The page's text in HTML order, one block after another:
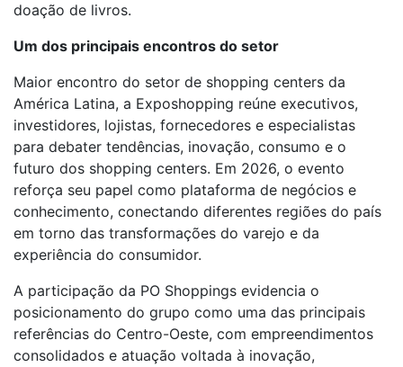
doação de livros.
Um dos principais encontros do setor
Maior encontro do setor de shopping centers da
América Latina, a Exposhopping reúne executivos,
investidores, lojistas, fornecedores e especialistas
para debater tendências, inovação, consumo e o
futuro dos shopping centers. Em 2026, o evento
reforça seu papel como plataforma de negócios e
conhecimento, conectando diferentes regiões do país
em torno das transformações do varejo e da
experiência do consumidor.
A participação da PO Shoppings evidencia o
posicionamento do grupo como uma das principais
referências do Centro-Oeste, com empreendimentos
consolidados e atuação voltada à inovação,